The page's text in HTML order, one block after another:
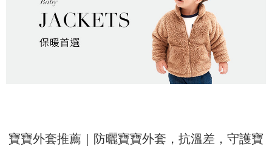
寶寶外套推薦｜防曬寶寶外套，抗溫差，守護寶